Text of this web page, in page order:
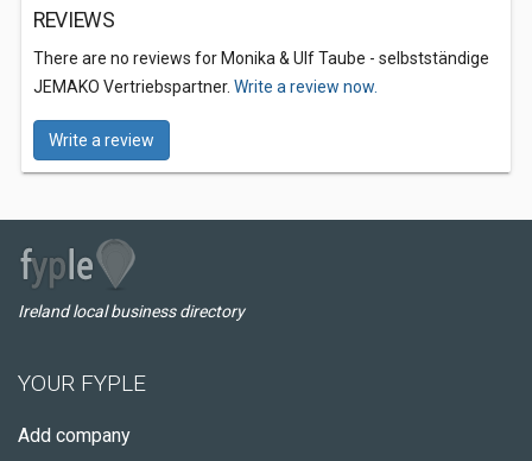
REVIEWS
There are no reviews for Monika & Ulf Taube - selbstständige
JEMAKO Vertriebspartner. Write a review now.
Write a review
Ireland local business directory
YOUR FYPLE
Add company